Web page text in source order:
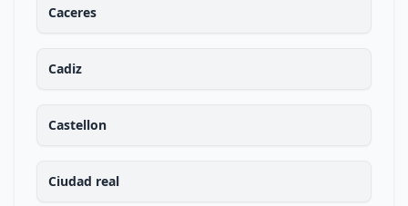
Caceres
Cadiz
Castellon
Ciudad real